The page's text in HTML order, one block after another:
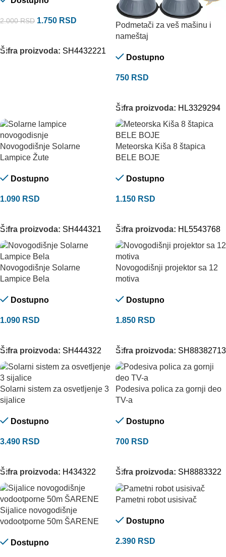
2.000RSD 1.750 RSD
Šifra proizvoda: SH4432221
Podmetači za veš mašinu i
nameštaj
Dostupno
750 RSD
Šifra proizvoda: HL3329294
Novogodišnje Solarne
Lampice Žute
Dostupno
1.090 RSD
Šifra proizvoda: SH444321
Meteorska Kiša 8 štapica
BELE BOJE
Dostupno
1.150 RSD
Šifra proizvoda: HL5543768
Novogodišnje Solarne
Lampice Bela
Dostupno
1.090 RSD
Šifra proizvoda: SH444322
Novogodišnji projektor sa 12
motiva
Dostupno
1.850 RSD
Šifra proizvoda: SH88382713
Solarni sistem za osvetljenje 3
sijalice
Dostupno
3.490 RSD
Šifra proizvoda: H434322
Podesiva polica za gornji deo
TV-a
Dostupno
700 RSD
Šifra proizvoda: SH8883322
Sijalice novogodišnje
vodootporne 50m ŠARENE
Dostupno
Pametni robot usisivač
Dostupno
2.390 RSD